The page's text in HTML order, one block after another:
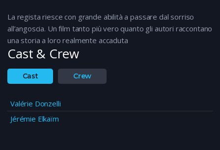
La regista riesce con grande abilità a passare dal sorriso
all’angoscia. Un film tanto più vero quanto gli autori raccontano
una storia a loro realmente accaduta
Cast & Crew
Cast Crew
Valérie Donzelli
Jérémie Elkaïm